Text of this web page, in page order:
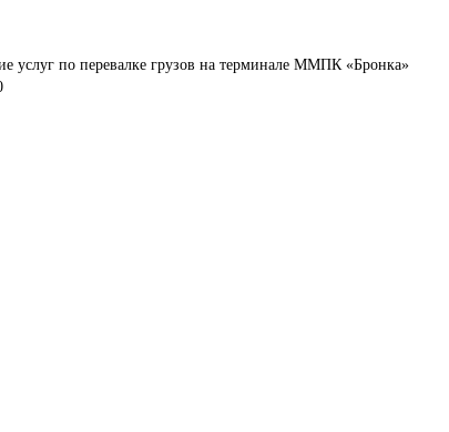
услуг по перевалке грузов на терминале ММПК «Бронка»